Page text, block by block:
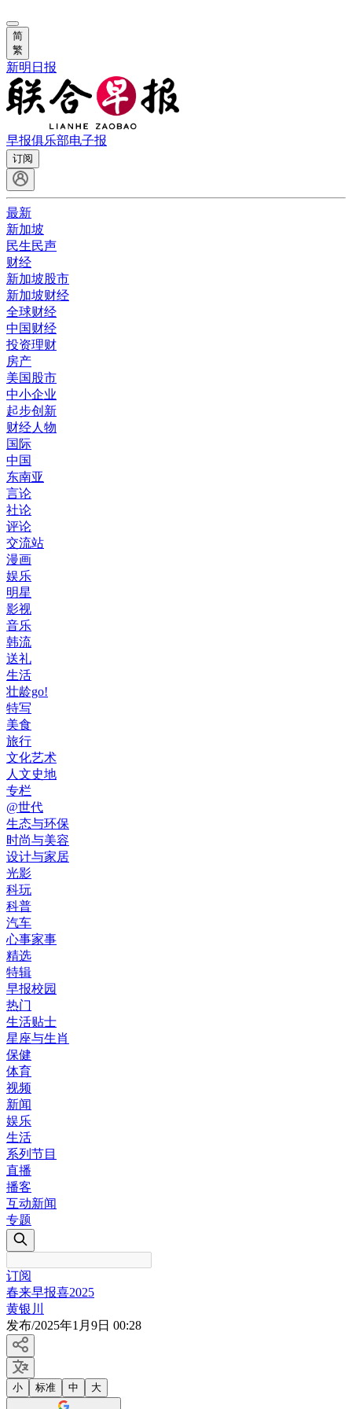
简
繁
新明日报
早报俱乐部电子报
订阅
最新
新加坡
民生民声
财经
新加坡股市
新加坡财经
全球财经
中国财经
投资理财
房产
美国股市
中小企业
起步创新
财经人物
国际
中国
东南亚
言论
社论
评论
交流站
漫画
娱乐
明星
影视
音乐
韩流
送礼
生活
壮龄go!
特写
美食
旅行
文化艺术
人文史地
专栏
@世代
生态与环保
时尚与美容
设计与家居
光影
科玩
科普
汽车
心事家事
精选
特辑
早报校园
热门
生活贴士
星座与生肖
保健
体育
视频
新闻
娱乐
生活
系列节目
直播
播客
互动新闻
专题
订阅
春来早报喜2025
黄银川
发布/2025年1月9日 00:28
小 标准 中 大